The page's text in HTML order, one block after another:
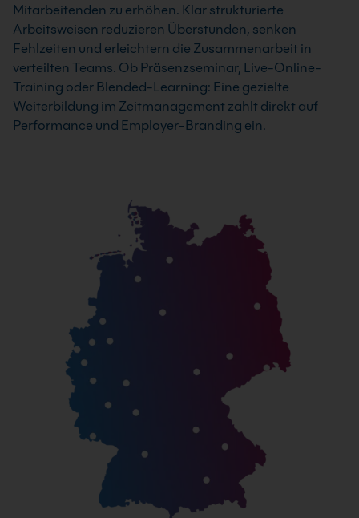
Mitarbeitenden zu erhöhen. Klar strukturierte
Arbeitsweisen reduzieren Überstunden, senken
Fehlzeiten und erleichtern die Zusammenarbeit in
verteilten Teams. Ob Präsenzseminar, Live-Online-
Training oder Blended-Learning: Eine gezielte
Weiterbildung im Zeitmanagement zahlt direkt auf
Performance und Employer-Branding ein.